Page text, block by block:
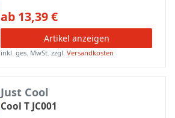
ab 13,39 €
Artikel anzeigen
inkl. ges. MwSt. zzgl.Versandkosten
Just Cool
Cool T JC001